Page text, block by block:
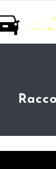
Racco